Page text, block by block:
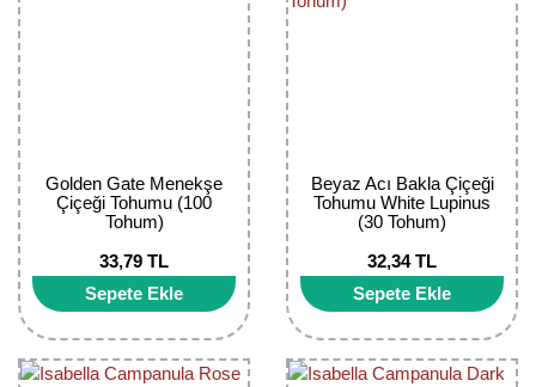
Golden Gate Menekşe
Çiçeği Tohumu (100
Tohum)
33,79 TL
Sepete Ekle
Beyaz Acı Bakla Çiçeği
Tohumu White Lupinus
(30 Tohum)
32,34 TL
Sepete Ekle
Kapari Gebre Otu Fidanı
Kayısı Fidanı
Keçiboynuzu Fidanı
Kestane Fidanı